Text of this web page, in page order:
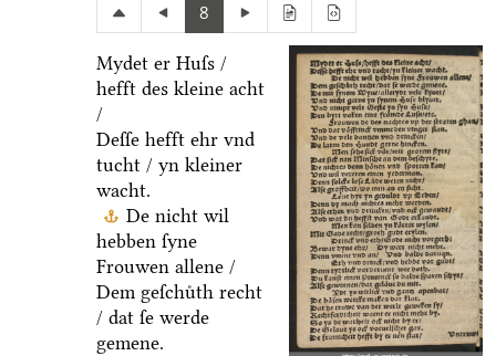
8
Mydet er Huſs /
hefft des kleine acht
/
Deſſe hefft ehr vnd
tucht / yn kleiner
wacht.
De nicht wil
hebben ſyne
Frouwen allene /
Dem geſchuͤth recht
/ dat ſe werde
gemene.